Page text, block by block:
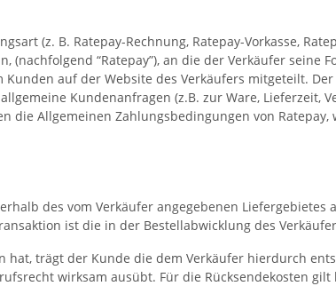
(z. B. Ratepay-Rechnung, Ratepay-Vorkasse,
(nachfolgend “Ratepay”), an die der Verkäufer
auf der Website des Verkäufers mitgeteilt.
Kundenanfragen (z.B. zur Ware, Lieferzeit,
Allgemeinen Zahlungsbedingungen von
des vom Verkäufer angegebenen Liefergebietes
ist die in der Bestellabwicklung des
trägt der Kunde die dem Verkäufer hierdurch
wirksam ausübt. Für die Rücksendekosten